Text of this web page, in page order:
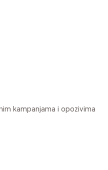
kampanjama i opozivima